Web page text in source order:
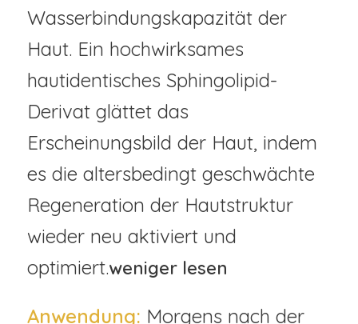
Wasserbindungskapazität der
Haut. Ein hochwirksames
hautidentisches Sphingolipid-
Derivat glättet das
Erscheinungsbild der Haut, indem
es die altersbedingt geschwächte
Regeneration der Hautstruktur
wieder neu aktiviert und
optimiert.weniger lesen
Anwendung: Morgens nach der